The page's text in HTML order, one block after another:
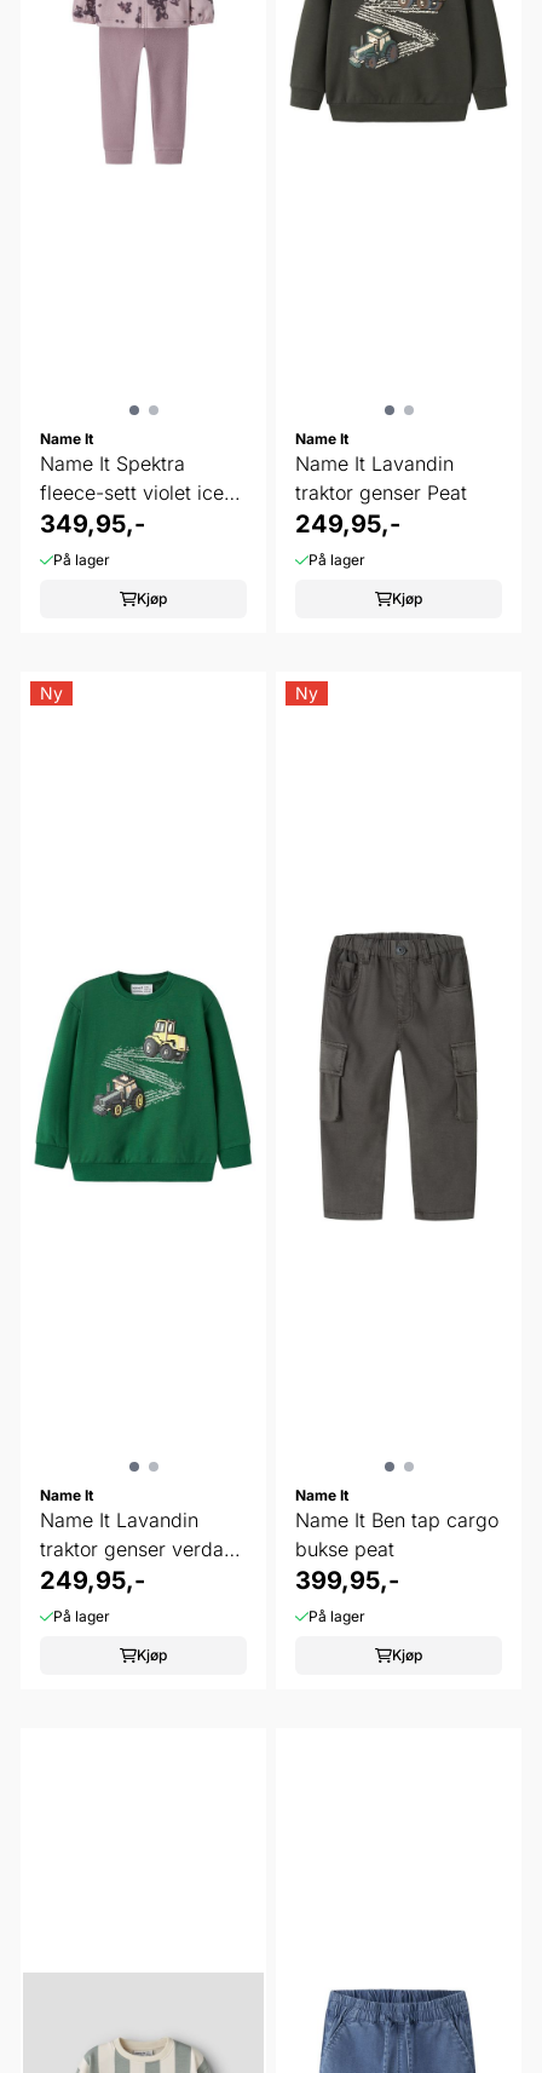
Name It
Name It Spektra
fleece-sett violet ice
deer
349,95,-
På lager
Kjøp
Name It
Name It Lavandin
traktor genser Peat
249,95,-
På lager
Kjøp
Ny
Name It
Name It Lavandin
traktor genser verdant
green
249,95,-
På lager
Kjøp
Ny
Name It
Name It Ben tap cargo
bukse peat
399,95,-
På lager
Kjøp